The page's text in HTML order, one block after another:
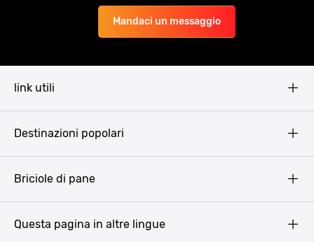
Mandaci un messaggio
link utili
Destinazioni popolari
Bucarest
Briciole di pane
Questa pagina in altre lingue